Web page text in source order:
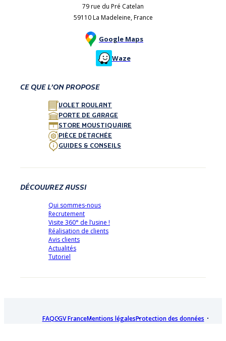
79 rue du Pré Catelan
59110 La Madeleine, France
Google Maps
Waze
CE QUE L’ON PROPOSE
VOLET ROULANT
PORTE DE GARAGE
STORE MOUSTIQUAIRE
PIÈCE DÉTACHÉE
GUIDES & CONSEILS
DÉCOUVREZ AUSSI
Qui sommes-nous
Recrutement
Visite 360° de l’usine !
Réalisation de clients
Avis clients
Actualités
Tutoriel
FAQCGV FranceMentions légalesProtection des données